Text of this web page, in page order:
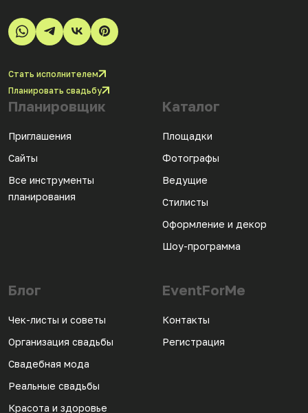
Стать исполнителем
Планировать свадьбу
Планировщик
Приглашения
Сайты
Все инструменты
планирования
Каталог
Площадки
Фотографы
Ведущие
Стилисты
Оформление и декор
Шоу-программа
Блог
Чек-листы и советы
Организация свадьбы
Свадебная мода
Реальные свадьбы
Красота и здоровье
EventForMe
Контакты
Регистрация